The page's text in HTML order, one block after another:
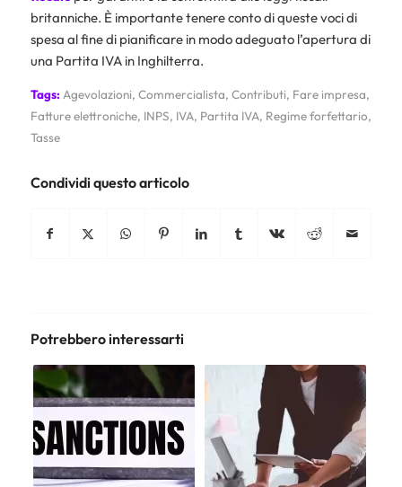
britanniche. È importante tenere conto di queste voci di
spesa al fine di pianificare in modo adeguato l’apertura di
una Partita IVA in Inghilterra.
Tags:Agevolazioni, Commercialista, Contributi, Fare impresa,
Fatture elettroniche, INPS, IVA, Partita IVA, Regime forfettario,
Tasse
Condividi questo articolo
Potrebbero interessarti